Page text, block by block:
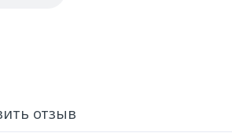
отзыв